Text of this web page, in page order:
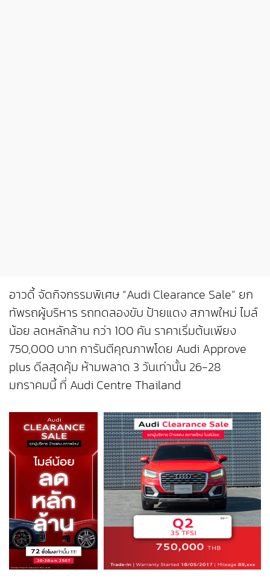
อาวดี้ จัดกิจกรรมพิเศษ “Audi Clearance Sale” ยก
ทัพรถผู้บริหาร รถทดลองขับ ป้ายแดง สภาพใหม่ ไมล์
น้อย ลดหลักล้าน กว่า 100 คัน ราคาเริ่มต้นเพียง
750,000 บาท การันตีคุณภาพโดย Audi Approve
plus ดีลสุดคุ้ม ห้ามพลาด 3 วันเท่านั้น 26-28
มกราคมนี้ ที่ Audi Centre Thailand